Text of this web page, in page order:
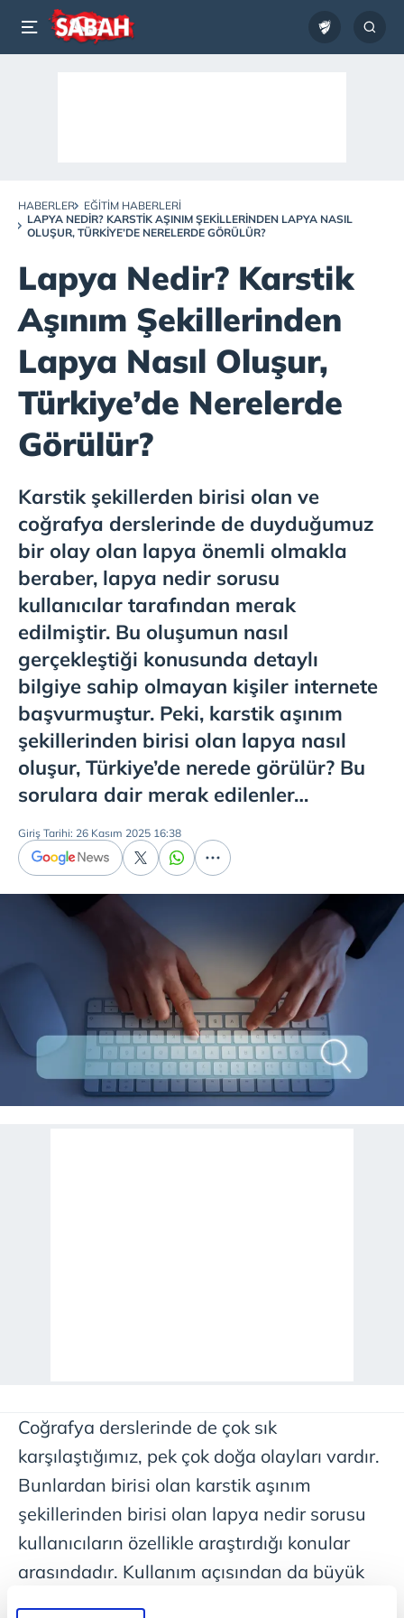
HABERLER
EĞITIM HABERLERI
LAPYA NEDIR? KARSTIK AŞINIM ŞEKILLERINDEN LAPYA NASIL
OLUŞUR, TÜRKIYE’DE NERELERDE GÖRÜLÜR?
Lapya Nedir? Karstik
Aşınım Şekillerinden
Lapya Nasıl Oluşur,
Türkiye’de Nerelerde
Görülür?
Karstik şekillerden birisi olan ve
coğrafya derslerinde de duyduğumuz
bir olay olan lapya önemli olmakla
beraber, lapya nedir sorusu
kullanıcılar tarafından merak
edilmiştir. Bu oluşumun nasıl
gerçekleştiği konusunda detaylı
bilgiye sahip olmayan kişiler internete
başvurmuştur. Peki, karstik aşınım
şekillerinden birisi olan lapya nasıl
oluşur, Türkiye’de nerede görülür? Bu
sorulara dair merak edilenler…
Giriş Tarihi: 26 Kasım 2025 16:38
Coğrafya derslerinde de çok sık
karşılaştığımız, pek çok doğa olayları vardır.
Bunlardan birisi olan karstik aşınım
şekillerinden birisi olan lapya nedir sorusu
kullanıcıların özellikle araştırdığı konular
arasındadır. Kullanım açısından da büyük